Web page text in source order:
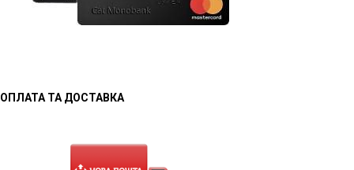
ОПЛАТА ТА ДОСТАВКА